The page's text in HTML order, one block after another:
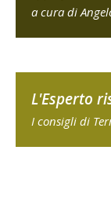
a cura di
L'Esperto
I consigli di